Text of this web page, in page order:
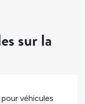
sur la
véhicules